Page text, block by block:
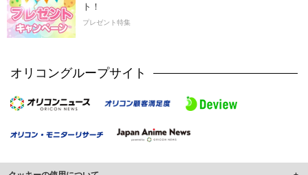
ト！
プレゼント特集
オリコングループサイト